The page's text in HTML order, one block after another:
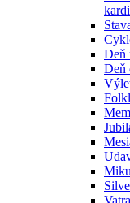
Deň
Deň